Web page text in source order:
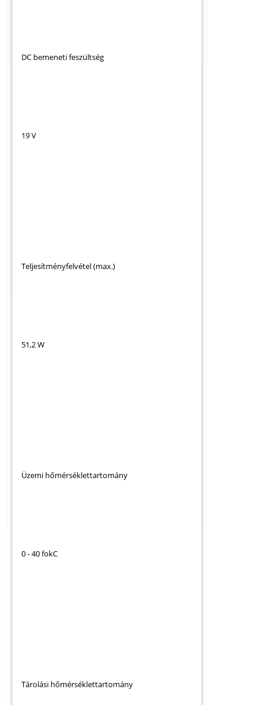
DC bemeneti feszültség
19 V
Teljesítményfelvétel (max.)
51,2 W
Üzemi hőmérséklettartomány
0 - 40 fokC
Tárolási hőmérséklettartomány